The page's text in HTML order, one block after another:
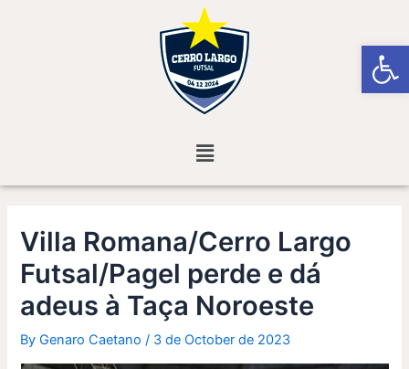
Menu
Villa Romana/Cerro Largo
Futsal/Pagel perde e dá
adeus à Taça Noroeste
ByGenaro Caetano/ 3 de October de 2023